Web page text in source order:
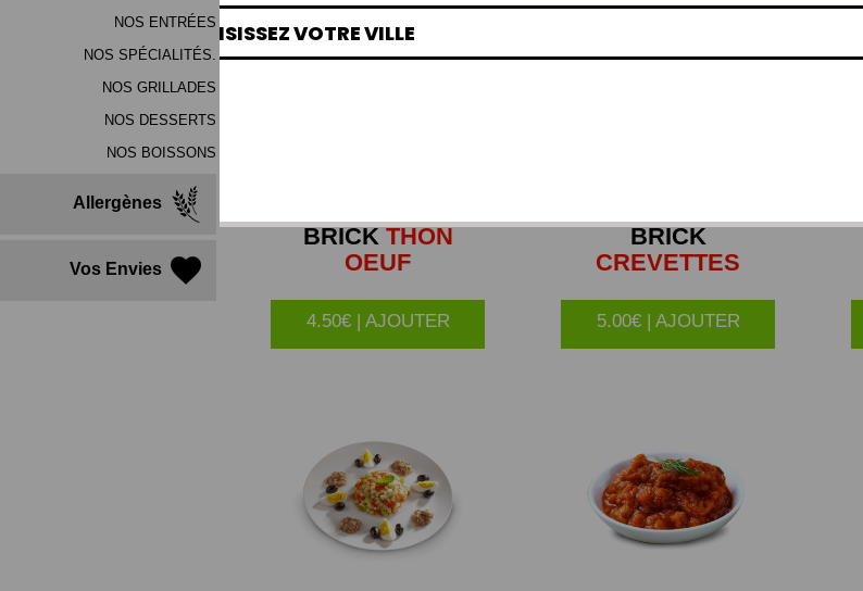
NOS ENTRÉES
NOS SPÉCIALITÉS.
NOS GRILLADES
NOS DESSERTS
NOS BOISSONS
Allergènes
Vos Envies
BRICKTHON
OEUF
4.50€ | AJOUTER
BRICK
CREVETTES
5.00€ | AJOUTER